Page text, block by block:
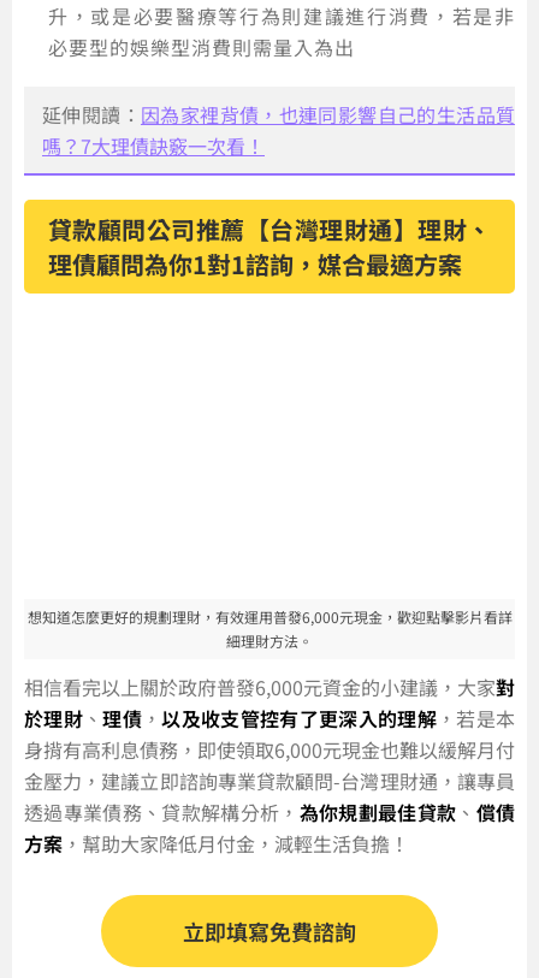
升，或是必要醫療等行為則建議進行消費，若是非
必要型的娛樂型消費則需量入為出
延伸閱讀： 因為家裡背債，也連同影響自己的生活品質
嗎？7大理債訣竅一次看！
貸款顧問公司推薦【台灣理財通】理財、
理債顧問為你1對1諮詢，媒合最適方案
想知道怎麼更好的規劃理財，有效運用普發6,000元現金，歡迎點擊影片看詳
細理財方法。
相信看完以上關於政府普發6,000元資金的小建議，大家對
於理財 、理債 ，以及收支管控有了更深入的理解 ，若是本
身揹有高利息債務，即使領取6,000元現金也難以緩解月付
金壓力，建議立即諮詢專業貸款顧問-台灣理財通，讓專員
透過專業債務、貸款解構分析， 為你規劃最佳貸款 、 償債
方案 ，幫助大家降低月付金，減輕生活負擔！
立即填寫免費諮詢